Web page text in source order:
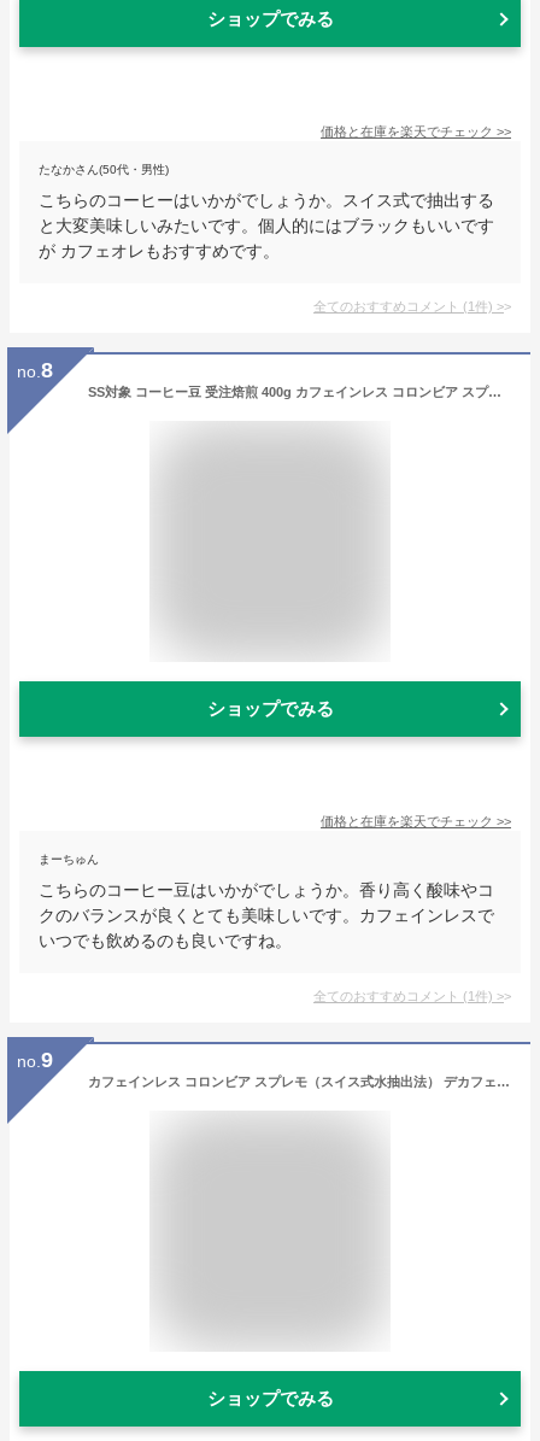
ショップでみる
価格と在庫を楽天でチェック >>
たなかさん(50代・男性)
こちらのコーヒーはいかがでしょうか。スイス式で抽出する
と大変美味しいみたいです。個人的にはブラックもいいです
が カフェオレもおすすめです。
全てのおすすめコメント (1件) >
no. 8
SS対象 コーヒー豆 受注焙煎 400g カフェインレス コロンビア スプレモ（スイス式水抽出法） デカフェ 選べる焙煎度合い 送料無料 大山珈琲 珈琲 珈琲豆 コーヒー コーヒー豆 スペシャルティコーヒー プレミアムコーヒー 粉 お試し
ショップでみる
価格と在庫を楽天でチェック >>
まーちゅん
こちらのコーヒー豆はいかがでしょうか。香り高く酸味やコ
クのバランスが良くとても美味しいです。カフェインレスで
いつでも飲めるのも良いですね。
全てのおすすめコメント (1件) >
no. 9
カフェインレス コロンビア スプレモ（スイス式水抽出法） デカフェ コーヒー豆 受注焙煎 選べる焙煎度合い 送料無料 大山珈琲 珈琲 珈琲豆 コーヒー コーヒー豆 スペシャルティコーヒー 粉 400g 800g 1kg 2kg【DRIP TRIP】
ショップでみる